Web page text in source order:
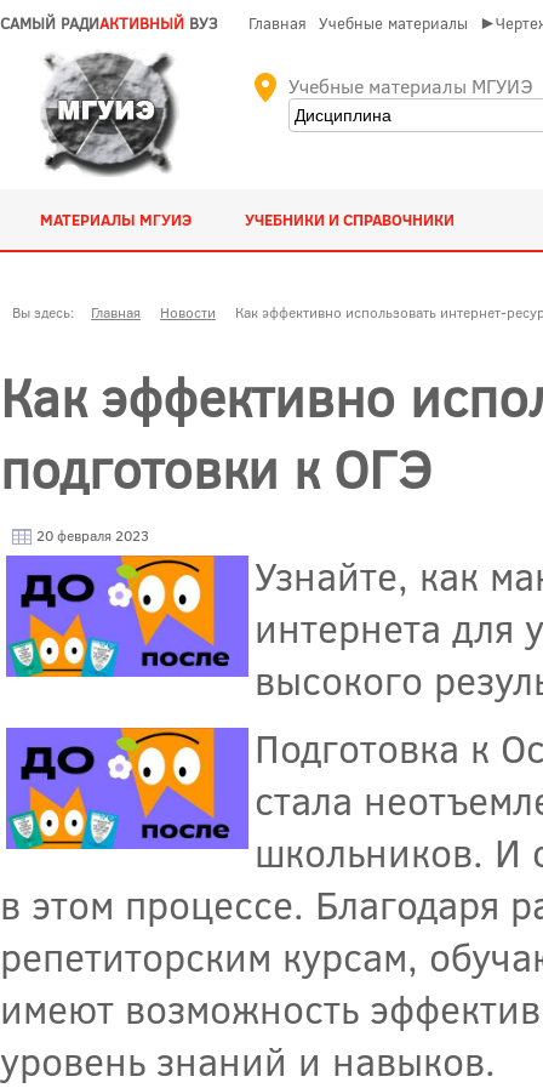
САМЫЙ РАДИАКТИВНЫЙ ВУЗ Главная Учебные материалы
Учебные материалы МГУИЭ
МАТЕРИАЛЫ МГУИЭ УЧЕБНИКИ И СПРАВОЧНИКИ
Вы здесь: Главная Новости Как эффективно использовать интернет-
Как эффективно
подготовки к ОГЭ
20 февраля 2023
Узнайте, как
интернета для
высокого
Подготовка к
стала
школьников. И
в этом процессе. Благодаря
репетиторским курсам,
имеют возможность
уровень знаний и навыков.